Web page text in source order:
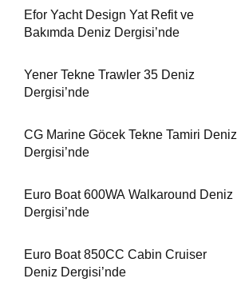
Efor Yacht Design Yat Refit ve
Bakımda Deniz Dergisi’nde
Yener Tekne Trawler 35 Deniz
Dergisi’nde
CG Marine Göcek Tekne Tamiri Deniz
Dergisi’nde
Euro Boat 600WA Walkaround Deniz
Dergisi’nde
Euro Boat 850CC Cabin Cruiser
Deniz Dergisi’nde